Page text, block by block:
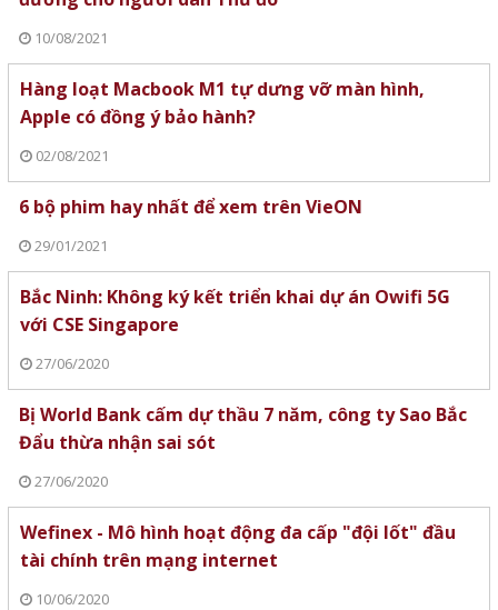
10/08/2021
Hàng loạt Macbook M1 tự dưng vỡ màn hình,
Apple có đồng ý bảo hành?
02/08/2021
6 bộ phim hay nhất để xem trên VieON
29/01/2021
Bắc Ninh: Không ký kết triển khai dự án Owifi 5G
với CSE Singapore
27/06/2020
Bị World Bank cấm dự thầu 7 năm, công ty Sao Bắc
Đẩu thừa nhận sai sót
27/06/2020
Wefinex - Mô hình hoạt động đa cấp "đội lốt" đầu
tài chính trên mạng internet
10/06/2020